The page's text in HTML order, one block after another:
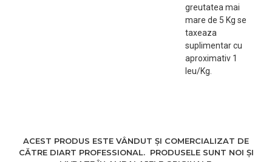
Funcționare fără fir cu
o durată de viață a
bateriei
de până
1h25, încărcare
rapidă de 2 ore
Super ușor (130g) și
silențios pentru o
greutatea mai
mare de 5 Kg se
taxeaza
suplimentar cu
aproximativ 1
leu/Kg.
ACEST PRODUS ESTE VÂNDUT ȘI COMERCIALIZAT DE
CĂTRE DIART PROFESSIONAL. PRODUSELE SUNT NOI ȘI